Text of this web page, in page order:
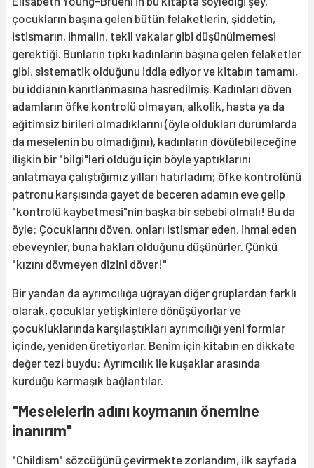
çocukların başına gelen bütün felaketlerin, şiddetin,
istismarın, ihmalin, tekil vakalar gibi düşünülmemesi
gerektiği. Bunların tıpkı kadınların başına gelen felaketler
gibi, sistematik olduğunu iddia ediyor ve kitabın tamamı,
bu iddianın kanıtlanmasına hasredilmiş. Kadınları döven
adamların öfke kontrolü olmayan, alkolik, hasta ya da
eğitimsiz birileri olmadıklarını (öyle oldukları durumlarda
da meselenin bu olmadığını), kadınların dövülebileceğine
ilişkin bir "bilgi"leri olduğu için böyle yaptıklarını
anlatmaya çalıştığımız yılları hatırladım; öfke kontrolünü
patronu karşısında gayet de beceren adamın eve gelip
"kontrolü kaybetmesi"nin başka bir sebebi olmalı! Bu da
öyle: Çocuklarını döven, onları istismar eden, ihmal eden
ebeveynler, buna hakları olduğunu düşünürler. Çünkü
"kızını dövmeyen dizini döver!"
Bir yandan da ayrımcılığa uğrayan diğer gruplardan farklı
olarak, çocuklar yetişkinlere dönüşüyorlar ve
çocukluklarında karşılaştıkları ayrımcılığı yeni formlar
içinde, yeniden üretiyorlar. Benim için kitabın en dikkate
değer tezi buydu: Ayrımcılık ile kuşaklar arasında
kurduğu karmaşık bağlantılar.
"Meselelerin adını koymanın önemine
inanırım"
"Childism" sözcüğünü çevirmekte zorlandım, ilk sayfada